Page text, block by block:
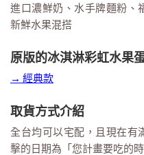
進口濃鮮奶、水手牌麵粉、
新鮮水果混搭
原版的冰淇淋彩虹水果
→ 經典款
取貨方式介紹
全台均可以宅配，且現在有
擊的日期為「您計畫要吃的